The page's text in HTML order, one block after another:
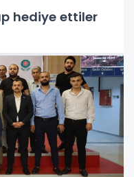
hediye ettiler